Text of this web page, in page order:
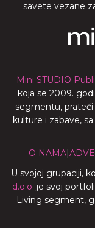
savete vezane
Mini STUDIO
koja se 2009.
segmentu,
kulture i zabave,
O NAMA|
U svojoj grupaciji,
d.o.o. je svoj
Living segment,